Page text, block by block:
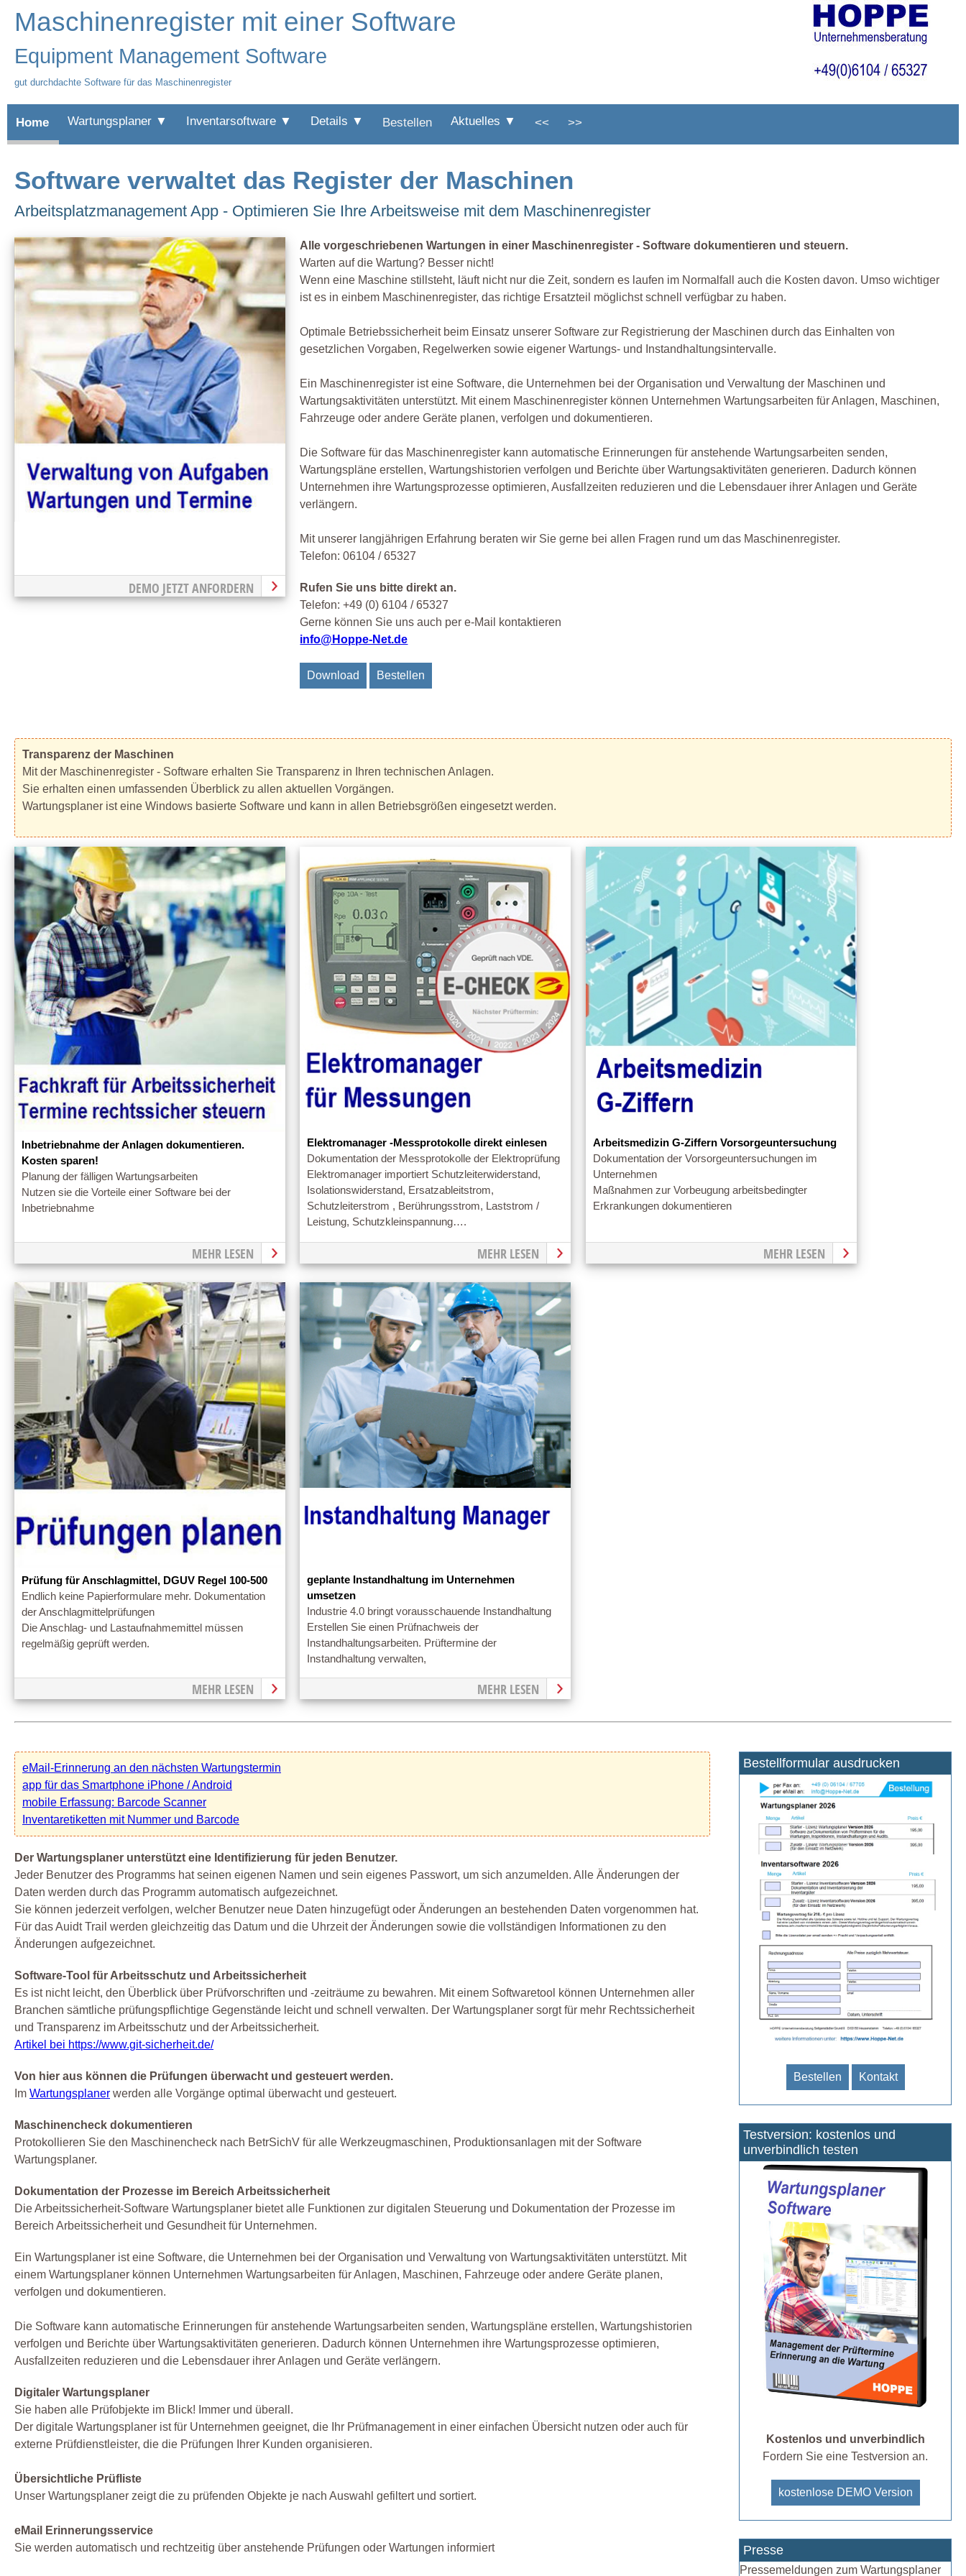
Maschinenregister mit einer Software
Equipment Management Software
gut durchdachte Software für das Maschinenregister
Home Wartungsplaner ▼ Inventarsoftware ▼ Details ▼ Bestellen Aktuelles ▼ << >>
Software verwaltet das Register der Maschinen
Arbeitsplatzmanagement App - Optimieren Sie Ihre Arbeitsweise mit dem Maschinenregister
DEMO JETZT ANFORDERN
Alle vorgeschriebenen Wartungen in einer Maschinenregister - Software dokumentieren und steuern.
Warten auf die Wartung? Besser nicht!
Wenn eine Maschine stillsteht, läuft nicht nur die Zeit, sondern es laufen im Normalfall auch die Kosten davon. Umso wichtiger
ist es in einbem Maschinenregister, das richtige Ersatzteil möglichst schnell verfügbar zu haben.
Optimale Betriebssicherheit beim Einsatz unserer Software zur Registrierung der Maschinen durch das Einhalten von
gesetzlichen Vorgaben, Regelwerken sowie eigener Wartungs- und Instandhaltungsintervalle.
Ein Maschinenregister ist eine Software, die Unternehmen bei der Organisation und Verwaltung der Maschinen und
Wartungsaktivitäten unterstützt. Mit einem Maschinenregister können Unternehmen Wartungsarbeiten für Anlagen, Maschinen,
Fahrzeuge oder andere Geräte planen, verfolgen und dokumentieren.
Die Software für das Maschinenregister kann automatische Erinnerungen für anstehende Wartungsarbeiten senden,
Wartungspläne erstellen, Wartungshistorien verfolgen und Berichte über Wartungsaktivitäten generieren. Dadurch können
Unternehmen ihre Wartungsprozesse optimieren, Ausfallzeiten reduzieren und die Lebensdauer ihrer Anlagen und Geräte
verlängern.
Mit unserer langjährigen Erfahrung beraten wir Sie gerne bei allen Fragen rund um das Maschinenregister.
Telefon: 06104 / 65327
Rufen Sie uns bitte direkt an.
Telefon: +49 (0) 6104 / 65327
Gerne können Sie uns auch per e-Mail kontaktieren
info@Hoppe-Net.de
Download Bestellen
Transparenz der Maschinen
Mit der Maschinenregister - Software erhalten Sie Transparenz in Ihren technischen Anlagen.
Sie erhalten einen umfassenden Überblick zu allen aktuellen Vorgängen.
Wartungsplaner ist eine Windows basierte Software und kann in allen Betriebsgrößen eingesetzt werden.
Inbetriebnahme der Anlagen dokumentieren.
Kosten sparen!
Planung der fälligen Wartungsarbeiten
Nutzen sie die Vorteile einer Software bei der
Inbetriebnahme
MEHR LESEN
Elektromanager -Messprotokolle direkt einlesen
Dokumentation der Messprotokolle der Elektroprüfung
Elektromanager importiert Schutzleiterwiderstand,
Isolationswiderstand, Ersatzableitstrom,
Schutzleiterstrom , Berührungsstrom, Laststrom /
Leistung, Schutzkleinspannung….
MEHR LESEN
Arbeitsmedizin G-Ziffern Vorsorgeuntersuchung
Dokumentation der Vorsorgeuntersuchungen im
Unternehmen
Maßnahmen zur Vorbeugung arbeitsbedingter
Erkrankungen dokumentieren
MEHR LESEN
Prüfung für Anschlagmittel, DGUV Regel 100-500
Endlich keine Papierformulare mehr. Dokumentation
der Anschlagmittelprüfungen
Die Anschlag- und Lastaufnahmemittel müssen
regelmäßig geprüft werden.
MEHR LESEN
geplante Instandhaltung im Unternehmen
umsetzen
Industrie 4.0 bringt vorausschauende Instandhaltung
Erstellen Sie einen Prüfnachweis der
Instandhaltungsarbeiten. Prüftermine der
Instandhaltung verwalten,
MEHR LESEN
eMail-Erinnerung an den nächsten Wartungstermin
app für das Smartphone iPhone / Android
mobile Erfassung: Barcode Scanner
Inventaretiketten mit Nummer und Barcode
Der Wartungsplaner unterstützt eine Identifizierung für jeden Benutzer.
Jeder Benutzer des Programms hat seinen eigenen Namen und sein eigenes Passwort, um sich anzumelden. Alle Änderungen der
Daten werden durch das Programm automatisch aufgezeichnet.
Sie können jederzeit verfolgen, welcher Benutzer neue Daten hinzugefügt oder Änderungen an bestehenden Daten vorgenommen hat.
Für das Auidt Trail werden gleichzeitig das Datum und die Uhrzeit der Änderungen sowie die vollständigen Informationen zu den
Änderungen aufgezeichnet.
Software-Tool für Arbeitsschutz und Arbeitssicherheit
Es ist nicht leicht, den Überblick über Prüfvorschriften und -zeiträume zu bewahren. Mit einem Softwaretool können Unternehmen aller
Branchen sämtliche prüfungspflichtige Gegenstände leicht und schnell verwalten. Der Wartungsplaner sorgt für mehr Rechtssicherheit
und Transparenz im Arbeitsschutz und der Arbeitssicherheit.
Artikel bei https://www.git-sicherheit.de/
Von hier aus können die Prüfungen überwacht und gesteuert werden.
Im Wartungsplaner werden alle Vorgänge optimal überwacht und gesteuert.
Maschinencheck dokumentieren
Protokollieren Sie den Maschinencheck nach BetrSichV für alle Werkzeugmaschinen, Produktionsanlagen mit der Software
Wartungsplaner.
Dokumentation der Prozesse im Bereich Arbeitssicherheit
Die Arbeitssicherheit-Software Wartungsplaner bietet alle Funktionen zur digitalen Steuerung und Dokumentation der Prozesse im
Bereich Arbeitssicherheit und Gesundheit für Unternehmen.
Ein Wartungsplaner ist eine Software, die Unternehmen bei der Organisation und Verwaltung von Wartungsaktivitäten unterstützt. Mit
einem Wartungsplaner können Unternehmen Wartungsarbeiten für Anlagen, Maschinen, Fahrzeuge oder andere Geräte planen,
verfolgen und dokumentieren.
Die Software kann automatische Erinnerungen für anstehende Wartungsarbeiten senden, Wartungspläne erstellen, Wartungshistorien
verfolgen und Berichte über Wartungsaktivitäten generieren. Dadurch können Unternehmen ihre Wartungsprozesse optimieren,
Ausfallzeiten reduzieren und die Lebensdauer ihrer Anlagen und Geräte verlängern.
Digitaler Wartungsplaner
Sie haben alle Prüfobjekte im Blick! Immer und überall.
Der digitale Wartungsplaner ist für Unternehmen geeignet, die Ihr Prüfmanagement in einer einfachen Übersicht nutzen oder auch für
externe Prüfdienstleister, die die Prüfungen Ihrer Kunden organisieren.
Übersichtliche Prüfliste
Unser Wartungsplaner zeigt die zu prüfenden Objekte je nach Auswahl gefiltert und sortiert.
eMail Erinnerungsservice
Sie werden automatisch und rechtzeitig über anstehende Prüfungen oder Wartungen informiert
Bestellformular ausdrucken
Bestellen Kontakt
Testversion: kostenlos und
unverbindlich testen
Kostenlos und unverbindlich
Fordern Sie eine Testversion an.
kostenlose DEMO Version
Presse
Pressemeldungen zum Wartungsplaner